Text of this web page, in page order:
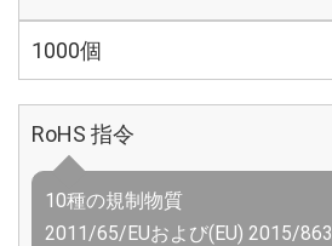
1000個
RoHS 指令
10種の規制物質
2011/65/EUおよび(EU) 2015/863